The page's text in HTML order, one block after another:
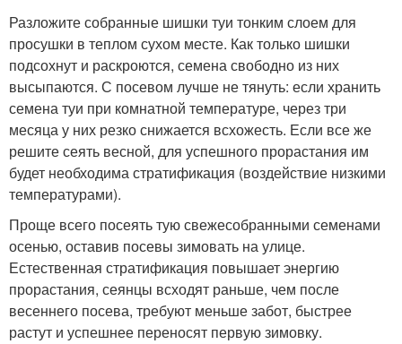
Разложите собранные шишки туи тонким слоем для
просушки в теплом сухом месте. Как только шишки
подсохнут и раскроются, семена свободно из них
высыпаются. С посевом лучше не тянуть: если хранить
семена туи при комнатной температуре, через три
месяца у них резко снижается всхожесть. Если все же
решите сеять весной, для успешного прорастания им
будет необходима стратификация (воздействие низкими
температурами).
Проще всего посеять тую свежесобранными семенами
осенью, оставив посевы зимовать на улице.
Естественная стратификация повышает энергию
прорастания, сеянцы всходят раньше, чем после
весеннего посева, требуют меньше забот, быстрее
растут и успешнее переносят первую зимовку.